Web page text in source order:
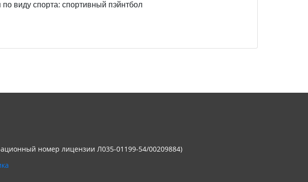
виду спорта: спортивный пэйнтбол
номер лицензии Л035-01199-54/00209884)